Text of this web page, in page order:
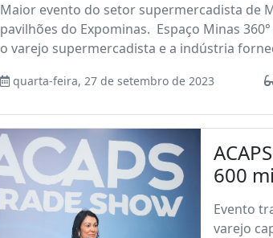
Maior evento do setor supermercadista de
pavilhões do Expominas. Espaço Minas
o varejo supermercadista e a indústria
quarta-feira, 27 de setembro de 2023
600
Evento
varejo